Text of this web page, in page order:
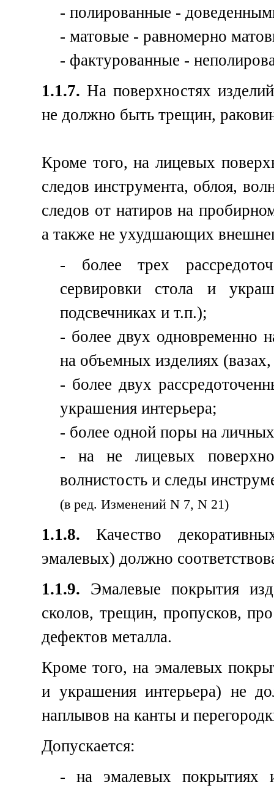
- полированные -
- матовые - равномерно
- фактурованные -
1.1.7. На поверхностях
не должно быть трещин,
Кроме того, на лицевых
следов инструмента, облоя,
следов от натиров на
а также не ухудшающих
- более трех
сервировки стола и
подсвечниках и т.п.);
- более двух одновременно
на объемных изделиях
- более двух
украшения интерьера;
- более одной поры на
- на не лицевых
волнистость и следы
(в ред. Изменений N 7, N 21)
1.1.8. Качество
эмалевых) должно
1.1.9. Эмалевые покрытия
сколов, трещин, пропусков,
дефектов металла.
Кроме того, на эмалевых
и украшения интерьера) не
наплывов на канты и
Допускается:
- на эмалевых покрытиях